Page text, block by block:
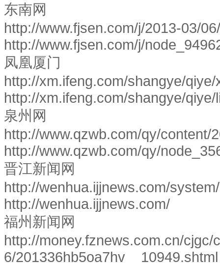
东南网
http://www.fjsen.com/j/2013-03/
http://www.fjsen.com/j/
凤凰厦门
http://xm.ifeng.com/shangye/
http://xm.ifeng.com/shangye/
泉州网
http://www.qzwb.com/qy/
http://www.qzwb.com/qy/
晋江新闻网
http://wenhua.ijjnews.com/
http://wenhua.ijjnews.com/
福州新闻网
http://money.fznews.com.cn/cjgc/
6/